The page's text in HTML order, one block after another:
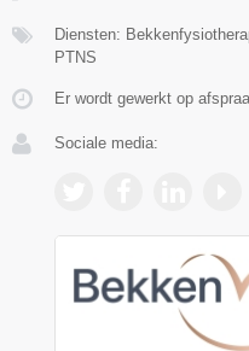
Diensten:
PTNS
Er wordt gewerkt op
Sociale media: